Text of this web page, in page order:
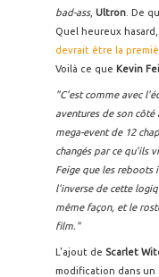
bad-ass, Ultron . De
Quel heureux
devrait être la
Voilà ce que Kevin
"C'est comme avec
aventures de son
mega-event de 12
changés par ce qu'ils
Feige que les reboots
l'inverse de cette
même façon, et le
film."
L'ajout de Scarlet
modification dans un